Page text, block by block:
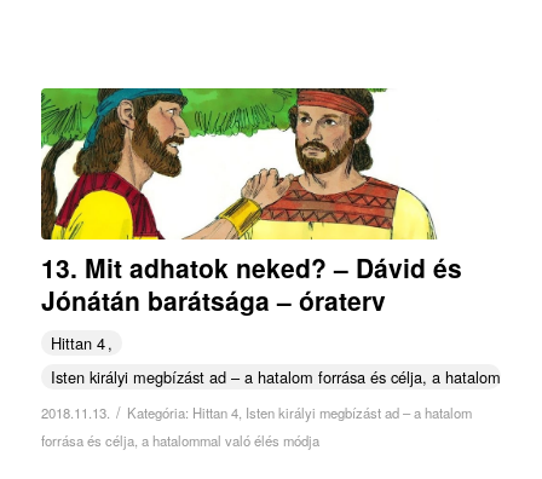
13. Mit adhatok neked? – Dávid és
Jónátán barátsága – óraterv
Hittan 4
Isten királyi megbízást ad – a hatalom forrása és célja, a hatalommal
2018.11.13. / Kategória: Hittan 4, Isten királyi megbízást ad – a hatalom
forrása és célja, a hatalommal való élés módja